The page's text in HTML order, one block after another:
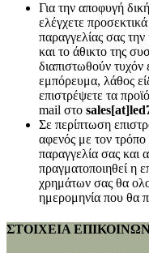
Για την αποφυγή
ελέγχετε
παραγγελίας σας
και το άθικτο της
διαπιστωθούν
εμπόρευμα, λάθος
επιστρέψετε τα
mail στο
Σε περίπτωση
αφενός με τον
παραγγελία σας και
πραγματοποιηθεί η
χρημάτων σας θα
ημερομηνία που θα
ΣΤΟΙΧΕΙΑ